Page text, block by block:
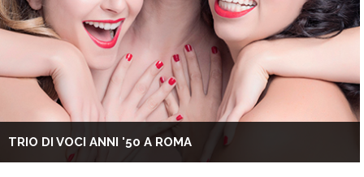
TRIO DI VOCI ANNI '50 A ROMA